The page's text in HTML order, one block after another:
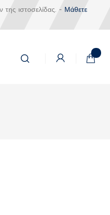
ιστοσελίδας. - Μάθετε
Το
Αναζήτηση